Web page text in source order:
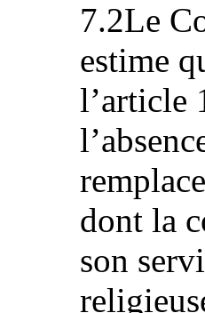
7.2Le
estime
l’article
dont la
son